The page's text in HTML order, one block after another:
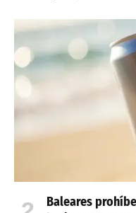
Baleares